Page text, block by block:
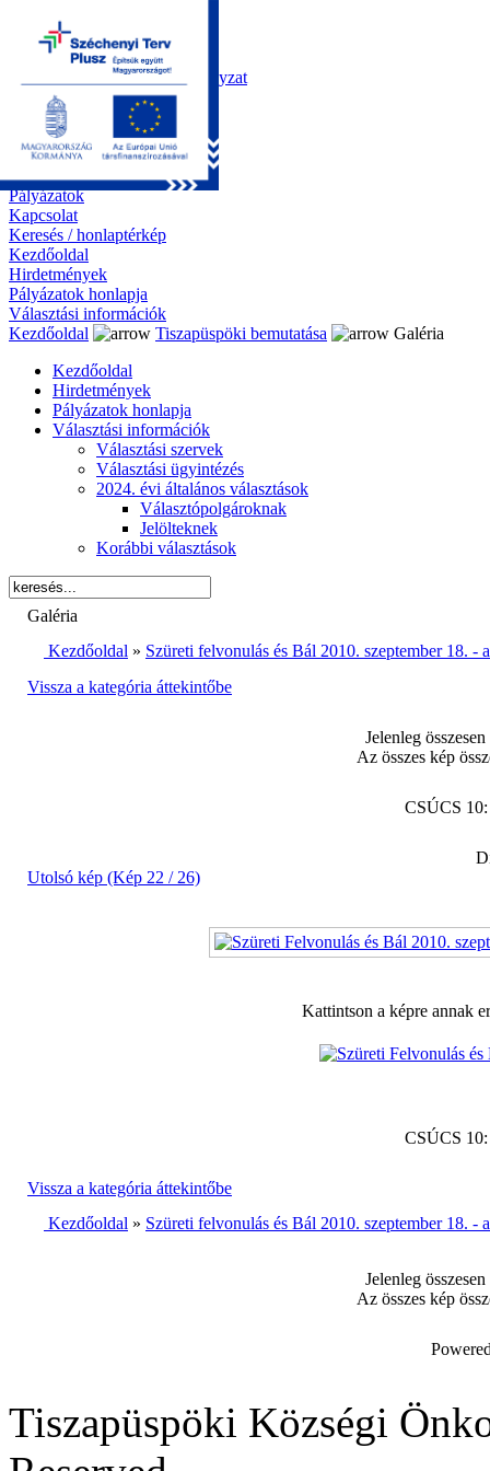
Kezdőoldal
Önkormányzat
Polgármesteri Hivatal
Roma Nemzetiségi Önkormányzat
Elektronikus ügyintézés
Közérdekű információk
Tiszapüspöki bemutatása
Galéria
Díjazottaink
Pályázatok
Kapcsolat
Keresés / honlaptérkép
Kezdőoldal
Hirdetmények
Pályázatok honlapja
Választási információk
Kezdőoldal
Tiszapüspöki bemutatása
Galéria
Kezdőoldal
Hirdetmények
Pályázatok honlapja
Választási információk
Választási szervek
Választási ügyintézés
2024. évi általános választások
Választópolgároknak
Jelölteknek
Korábbi választások
Galéria
Kezdőoldal » Szüreti felvonulás és Bál 2010. szeptember 18. -
Vissza a kategória áttekintőbe
Jelenleg
Az összes kép
CSÚCS
Utolsó kép (Kép 22 / 26)
Kattintson a képre annak
CSÚCS
Vissza a kategória áttekintőbe
Kezdőoldal » Szüreti felvonulás és Bál 2010. szeptember 18. -
Jelenleg
Az összes kép
Tiszapüspöki Községi